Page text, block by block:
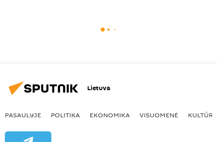
Lietuva
PASAULYJE POLITIKA EKONOMIKA VISUOMENĖ KULTŪRA